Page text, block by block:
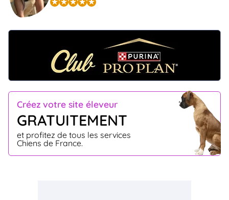
Créez votre site éleveur
GRATUITEMENT
et profitez de tous les services
Chiens de France.